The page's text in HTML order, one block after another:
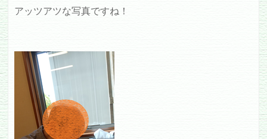
アッツアツな写真ですね！